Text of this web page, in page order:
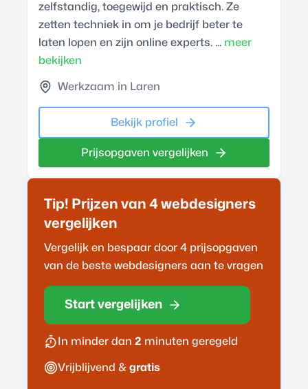
zelfstandig, toegewijd en praktisch. Ze
zetten techniek in om je bedrijf beter te
laten lopen en zijn online experts. ... meer
bekijken
Werkzaam in Laren
Bekijk profiel
Prijsopgaven vergelijken
Tip! Prijzen van 4 webdesigners
vergelijken
Vergelijk en bespaar door 4 prijsopgaven
van de beste webdesigners aan te vragen
Start vergelijken
In minder dan 2 minuten geregeld
Vrijblijvend & gratis